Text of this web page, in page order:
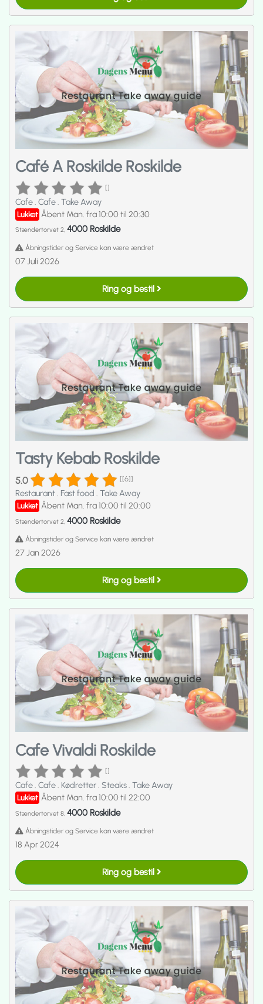
Café A Roskilde Roskilde
[]
Cafe Cafe Take Away
Lukket Åbent Man. fra 10:00 til 20:30
Stændertorvet 2, 4000 Roskilde
Åbningstider og Service kan være ændret
07 Juli 2026
Ring og bestil
Tasty Kebab Roskilde
5.0 [[6]]
Restaurant. Fast food . Take Away
Lukket Åbent Man. fra 10:00 til 20:00
Stændertorvet 2, 4000 Roskilde
Åbningstider og Service kan være ændret
27 Jan 2026
Ring og bestil
Cafe Vivaldi Roskilde
[]
Cafe. Cafe. Kødretter. Steaks. Take Away
Lukket Åbent Man. fra 10:00 til 22:00
Stændertorvet 8, 4000 Roskilde
Åbningstider og Service kan være ændret
18 Apr 2024
Ring og bestil